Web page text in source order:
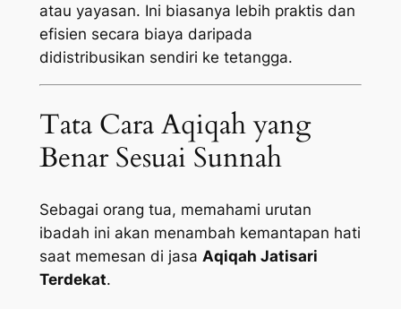
atau yayasan. Ini biasanya lebih praktis dan
efisien secara biaya daripada
didistribusikan sendiri ke tetangga.
Tata Cara Aqiqah yang
Benar Sesuai Sunnah
Sebagai orang tua, memahami urutan
ibadah ini akan menambah kemantapan hati
saat memesan di jasa Aqiqah Jatisari
Terdekat.